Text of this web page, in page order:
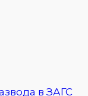
в ЗАГС